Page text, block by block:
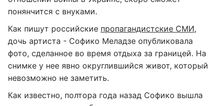
понянчится с внуками.
Как пишут российские пропагандистские СМИ,
дочь артиста - Софико Меладзе опубликовала
фото, сделанное во время отдыха за границей. На
снимке у нее явно округлившийся живот, который
невозможно не заметить.
Как известно, полтора года назад Софико вышла